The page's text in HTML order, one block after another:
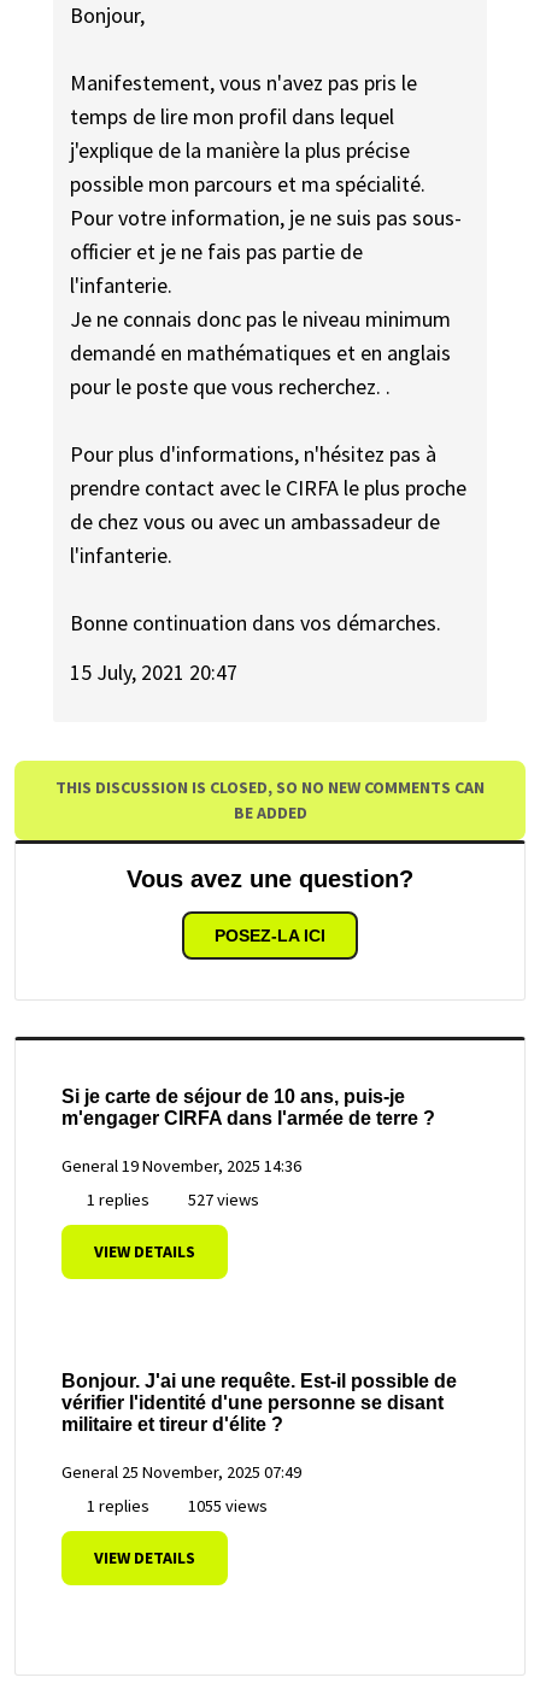
Bonjour,
Manifestement, vous n'avez pas pris le
temps de lire mon profil dans lequel
j'explique de la manière la plus précise
possible mon parcours et ma spécialité.
Pour votre information, je ne suis pas sous-
officier et je ne fais pas partie de
l'infanterie.
Je ne connais donc pas le niveau minimum
demandé en mathématiques et en anglais
pour le poste que vous recherchez. .
Pour plus d'informations, n'hésitez pas à
prendre contact avec le CIRFA le plus proche
de chez vous ou avec un ambassadeur de
l'infanterie.
Bonne continuation dans vos démarches.
15 July, 2021 20:47
THIS DISCUSSION IS CLOSED, SO NO NEW COMMENTS CAN
BE ADDED
Vous avez une question?
POSEZ-LA ICI
Si je carte de séjour de 10 ans, puis-je
m'engager CIRFA dans l'armée de terre ?
General19 November, 2025 14:36
1 replies
527 views
VIEW DETAILS
Bonjour. J'ai une requête. Est-il possible de
vérifier l'identité d'une personne se disant
militaire et tireur d'élite ?
General 25 November, 2025 07:49
1 replies
1055 views
VIEW DETAILS